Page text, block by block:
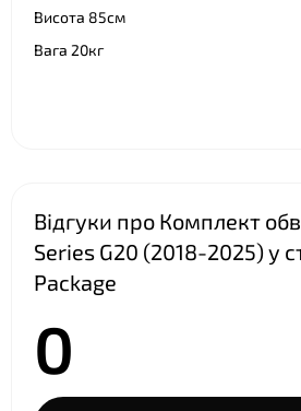
Висота 85см
Вага 20кг
Відгуки про Комплект
Series G20 (2018-2025) у
Package
0